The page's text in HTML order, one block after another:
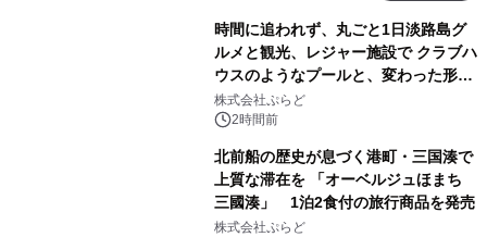
時間に追われず、丸ごと1日淡路島グ
ルメと観光、レジャー施設で クラブハ
ウスのようなプールと、変わった形の
サウナも 「THE BOXY AWAJI」のお
得な素泊まり連泊プランで
株式会社ぷらど
2時間前
北前船の歴史が息づく港町・三国湊で
上質な滞在を 「オーベルジュほまち
三國湊」 1泊2食付の旅行商品を発売
株式会社ぷらど